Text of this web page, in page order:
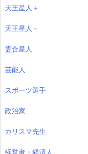
天王星人＋
天王星人－
霊合星人
芸能人
スポーツ選手
政治家
カリスマ先生
経営者・経済人